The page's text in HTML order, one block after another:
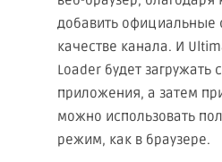
добавить официальные
качестве канала. И
Loader будет загружать
приложения, а затем
можно использовать
режим, как в браузере.